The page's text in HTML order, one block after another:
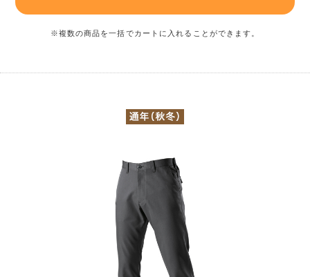
※複数の商品を一括でカートに入れることができます。